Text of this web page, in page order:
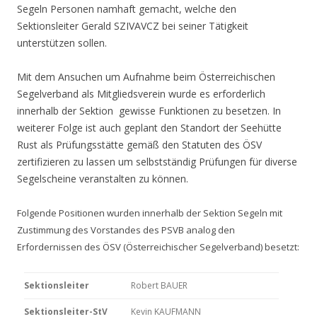
Segeln Personen namhaft gemacht, welche den
Sektionsleiter Gerald SZIVAVCZ bei seiner Tätigkeit
unterstützen sollen.
Mit dem Ansuchen um Aufnahme beim Österreichischen
Segelverband als Mitgliedsverein wurde es erforderlich
innerhalb der Sektion gewisse Funktionen zu besetzen. In
weiterer Folge ist auch geplant den Standort der Seehütte
Rust als Prüfungsstätte gemäß den Statuten des ÖSV
zertifizieren zu lassen um selbstständig Prüfungen für diverse
Segelscheine veranstalten zu können.
Folgende Positionen wurden innerhalb der Sektion Segeln mit
Zustimmung des Vorstandes des PSVB analog den
Erfordernissen des ÖSV (Österreichischer Segelverband) besetzt:
Sektionsleiter Robert BAUER
Sektionsleiter-StV Kevin KAUFMANN